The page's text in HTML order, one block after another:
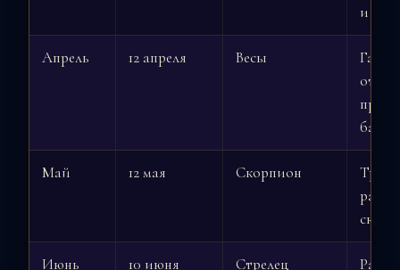
и
Апрель 12 апреля Весы
Май 12 мая Скорпион
Июнь 10 июня Стрелец